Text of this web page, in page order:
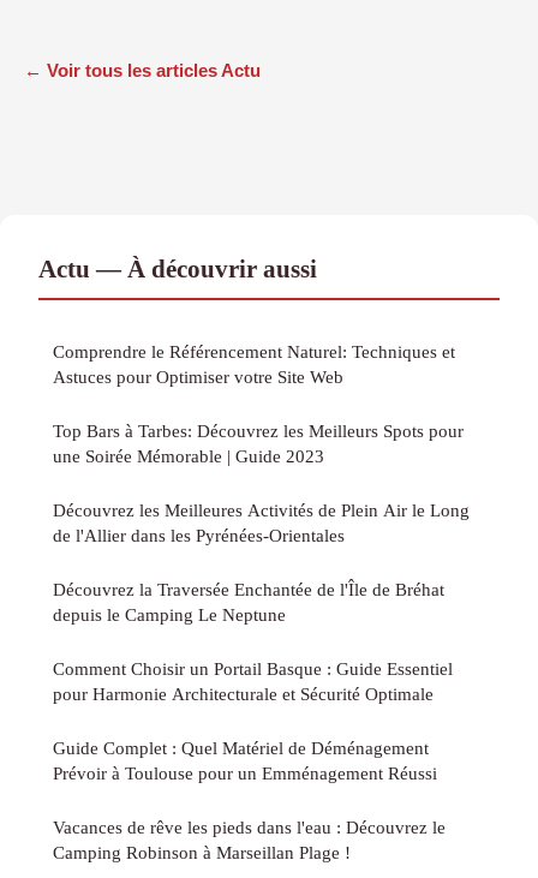
← Voir tous les articles Actu
Actu — À découvrir aussi
Comprendre le Référencement Naturel: Techniques et
Astuces pour Optimiser votre Site Web
Top Bars à Tarbes: Découvrez les Meilleurs Spots pour
une Soirée Mémorable | Guide 2023
Découvrez les Meilleures Activités de Plein Air le Long
de l'Allier dans les Pyrénées-Orientales
Découvrez la Traversée Enchantée de l'Île de Bréhat
depuis le Camping Le Neptune
Comment Choisir un Portail Basque : Guide Essentiel
pour Harmonie Architecturale et Sécurité Optimale
Guide Complet : Quel Matériel de Déménagement
Prévoir à Toulouse pour un Emménagement Réussi
Vacances de rêve les pieds dans l'eau : Découvrez le
Camping Robinson à Marseillan Plage !